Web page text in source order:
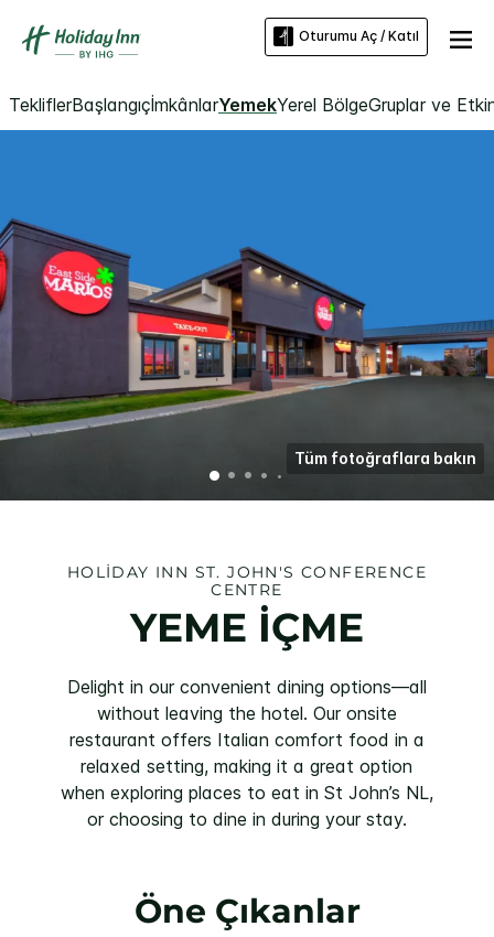
Oturumu Aç / Katıl
TekliflerBaşlangıçİmkânlarYemekYerel BölgeGruplar ve
Tüm fotoğraflara bakın
HOLIDAY INN ST. JOHN'S CONFERENCE
CENTRE
YEME İÇME
Delight in our convenient dining options—all
without leaving the hotel. Our onsite
restaurant offers Italian comfort food in a
relaxed setting, making it a great option
when exploring places to eat in St John’s NL,
or choosing to dine in during your stay.
Öne Çıkanlar